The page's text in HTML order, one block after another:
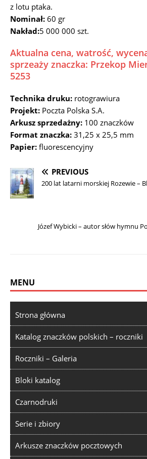
z lotu ptaka.
Nominał: 60 gr
Nakład:5 000 000 szt.
Aktualna cena, watrość,
sprzeaży znaczka: Przekop
5253
Technika druku: rotograwiura
Projekt: Poczta Polska S.A.
Arkusz sprzedażny: 100 znaczków
Format znaczka: 31,25 x 25,5 mm
Papier: fluorescencyjny
PREVIOUS
200 lat latarni morskiej Rozewie –
Józef Wybicki – autor słów hymnu
MENU
Strona główna
Katalog znaczków polskich – roczniki
Roczniki – Galeria
Bloki katalog
Czarnodruki
Serie i zbiory
Arkusze znaczków pocztowych